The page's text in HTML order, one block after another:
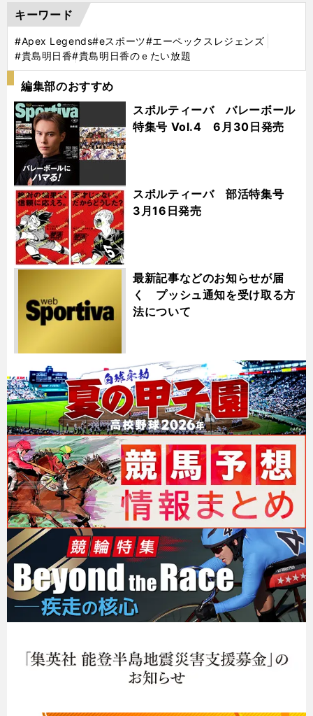
キーワード
#Apex Legends#eスポーツ#エーペックスレジェンズ
#貴島明日香#貴島明日香のｅたい放題
編集部のおすすめ
スポルティーバ バレーボール
特集号 Vol.4 6月30日発売
スポルティーバ 部活特集号
3月16日発売
最新記事などのお知らせが届
く プッシュ通知を受け取る方
法について